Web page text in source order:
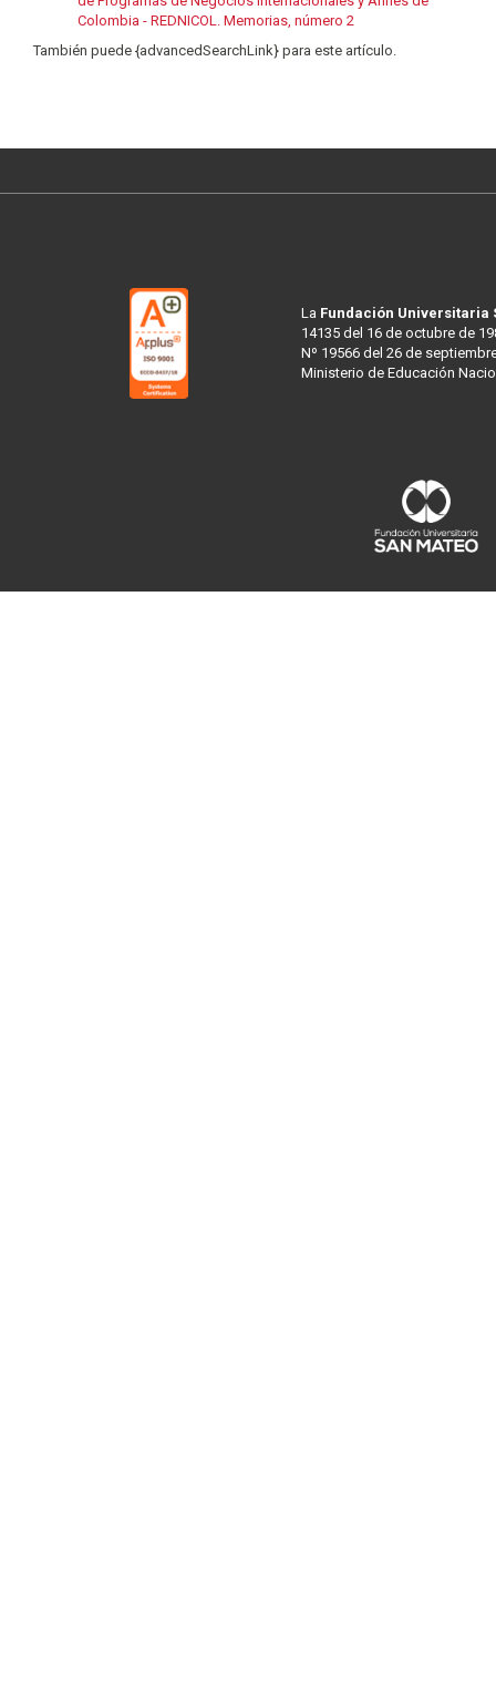
Colombia - REDNICOL. Memorias, número 2
También puede {advancedSearchLink} para este artículo.
La Fundación Universitaria
14135 del 16 de octubre de
Nº 19566 del 26 de
Ministerio de Educación